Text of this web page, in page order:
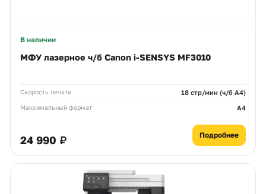
В наличии
МФУ лазерное ч/б Canon i-SENSYS MF3010
Скорость печати 18 стр/мин (ч/б А4)
Максимальный формат A4
24 990 ₽ Подробнее